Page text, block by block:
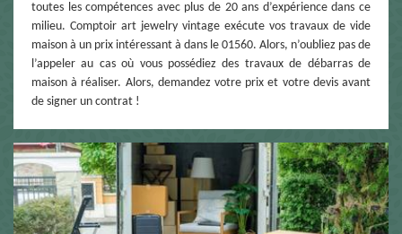
toutes les compétences avec plus de 20 ans d’expérience dans ce
milieu. Comptoir art jewelry vintage exécute vos travaux de vide
maison à un prix intéressant à dans le 01560. Alors, n’oubliez pas de
l’appeler au cas où vous possédiez des travaux de débarras de
maison à réaliser. Alors, demandez votre prix et votre devis avant
de signer un contrat !